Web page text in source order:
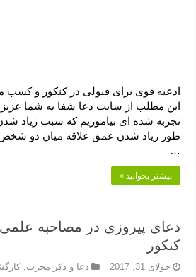
ادعیه قوی برای قبولی در کنکور و کسب
این مطلب از سایت دعا شفا به شما
تجربه شده ای بیاموزیم که سبب زیاد
طور زیاد شدن عمق علاقه میان دو شخص
…
بیشتر بخوانید »
دعای پیروزی در مصاحبه
کنکور
جولای 31, 2017 دعا و ذکر مجرب,